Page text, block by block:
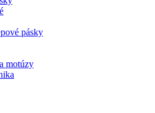
pásky
motúzy